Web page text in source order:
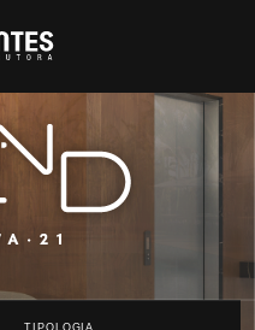
TIPOLOGIA